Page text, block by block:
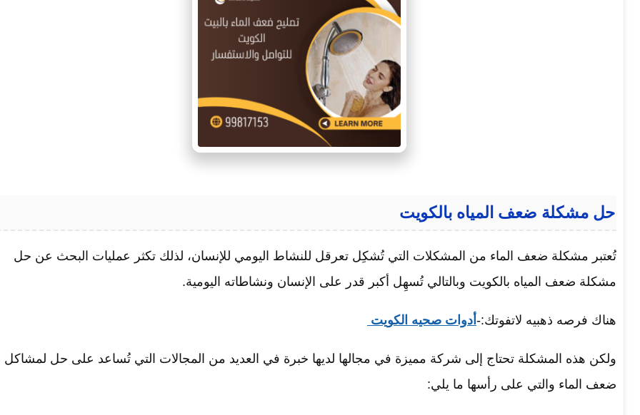
حل مشكلة ضعف المياه بالكويت
تُعتبر مشكلة ضعف الماء من المشكلات التي تُشكِل تعرقل للنشاط اليومي للإنسان، لذلك تكثر عمليات البحث عن حل
مشكلة ضعف المياه بالكويت وبالتالي تُسهِل أكبر قدر على الإنسان ونشاطاته اليومية.
هناك فرصه ذهبيه لاتفوتك:- أدوات صحيه الكويت
ولكن هذه المشكلة تحتاج إلى شركة مميزة في مجالها لديها خبرة في العديد من المجالات التي تُساعد على حل لمشاكل
ضعف الماء والتي على رأسها ما يلي: